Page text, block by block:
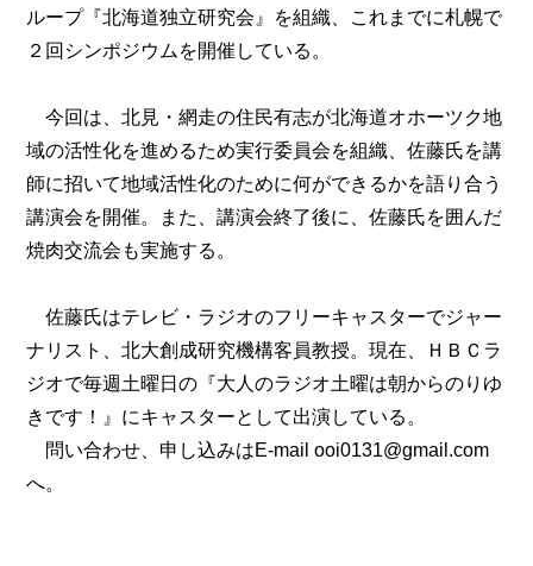
ループ『北海道独立研究会』を組織、これまでに札幌で
２回シンポジウムを開催している。
今回は、北見・網走の住民有志が北海道オホーツク地
域の活性化を進めるため実行委員会を組織、佐藤氏を講
師に招いて地域活性化のために何ができるかを語り合う
講演会を開催。また、講演会終了後に、佐藤氏を囲んだ
焼肉交流会も実施する。
佐藤氏はテレビ・ラジオのフリーキャスターでジャー
ナリスト、北大創成研究機構客員教授。現在、ＨＢＣラ
ジオで毎週土曜日の『大人のラジオ土曜は朝からのりゆ
きです！』にキャスターとして出演している。
問い合わせ、申し込みはE-mail ooi0131@gmail.com
へ。